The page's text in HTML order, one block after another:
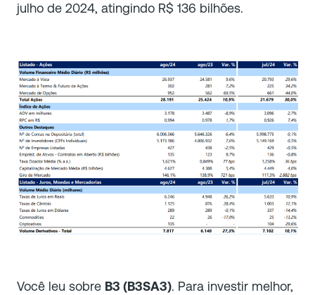
julho de 2024, atingindo R$ 136 bilhões.
Você leu sobre B3 (B3SA3). Para investir melhor,